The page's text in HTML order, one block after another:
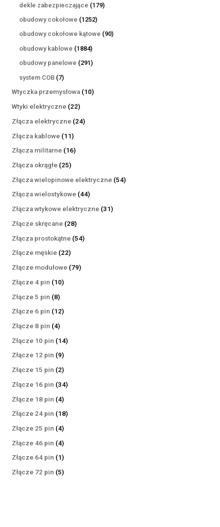
produktów
dekle zabezpieczające 179179
obudowy cokołowe 12521252
produkty
obudowy cokołowe kątowe 9090
obudowy kablowe 18841884
produkty
obudowy panelowe 291291
system COB 77
produktów
Wtyczka przemysłowa 1010
Wtyki elektryczne 2222
produkty
Złącza elektryczne 2424
Złącza kablowe 1111
produktów
Złącza militarne 1616
Złącza okrągłe 2525
produktów
Złącza wielopinowe elektryczne 5454
Złącza wielostykowe 4444
produkty
Złącza wtykowe elektryczne 3131
Złącze skręcane 2828
produktów
Złącza prostokątne 5454
Złącze męskie 2222
produkty
Złącze modułowe 7979
Złącze 4 pin 1010
Złącze 5 pin 88
produktów
Złącze 6 pin 1212
Złącze 8 pin 44
produkty
Złącze 10 pin 1414
Złącze 12 pin 99
produktów
Złącze 15 pin 22
produkty
Złącze 16 pin 3434
Złącze 18 pin 44
produkty
Złącze 24 pin 1818
Złącze 25 pin 44
produkty
Złącze 46 pin 44
produkty
Złącze 64 pin 11
produkt
Złącze 72 pin 55